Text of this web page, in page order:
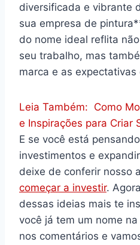
diversificada e vibrante
sua empresa de
do nome ideal reflita
seu trabalho, mas
marca e as
Leia Também: Como
e Inspirações para Criar
E se você está
investimentos e
deixe de conferir nosso
começar a investir.
dessas ideias mais te
você já tem um nome
nos comentários e